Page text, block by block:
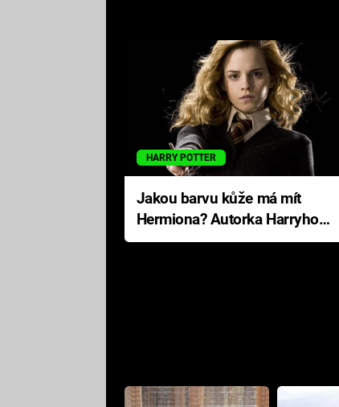
HARRY POTTER
Jakou barvu kůže má mít
Hermiona? Autorka Harryho
Pottera přišla s ráznou